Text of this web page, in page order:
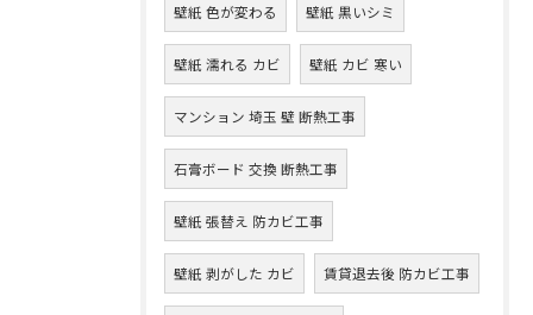
壁紙 色が変わる 壁紙 黒いシミ
壁紙 濡れる カビ 壁紙 カビ 寒い
マンション 埼玉 壁 断熱工事
石膏ボード 交換 断熱工事
壁紙 張替え 防カビ工事
壁紙 剥がした カビ 賃貸退去後 防カビ工事